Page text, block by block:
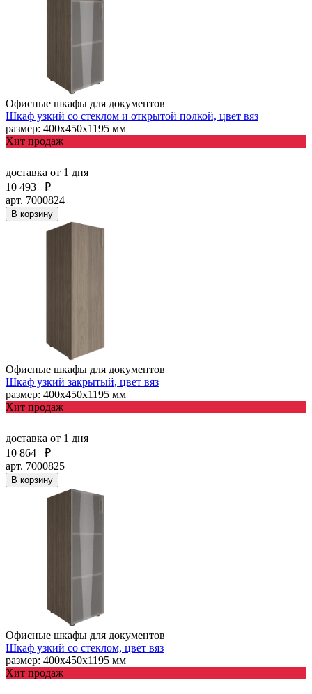
Офисные шкафы для документов
Шкаф узкий со стеклом и открытой полкой, цвет вяз
размер: 400х450х1195 мм
Хит продаж
доставка от 1 дня
10 493
₽
арт. 7000824
В корзину
Офисные шкафы для документов
Шкаф узкий закрытый, цвет вяз
размер: 400х450х1195 мм
Хит продаж
доставка от 1 дня
10 864
₽
арт. 7000825
В корзину
Офисные шкафы для документов
Шкаф узкий со стеклом, цвет вяз
размер: 400х450х1195 мм
Хит продаж